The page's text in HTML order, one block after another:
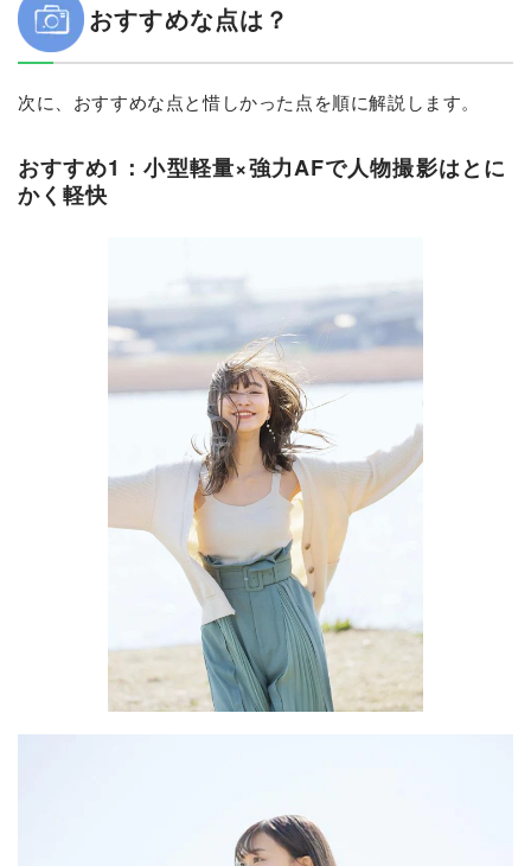
おすすめな点は？
次に、おすすめな点と惜しかった点を順に解説します。
おすすめ1：小型軽量×強力AFで人物撮影はとに
かく軽快